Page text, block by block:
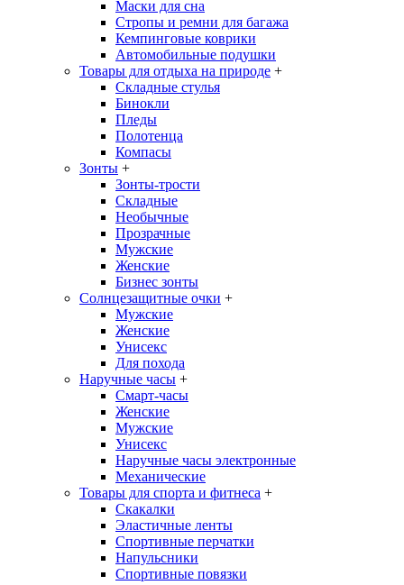
Маски для сна
Стропы и ремни для багажа
Кемпинговые коврики
Автомобильные подушки
Товары для отдыха на природе +
Складные стулья
Бинокли
Пледы
Полотенца
Компасы
Зонты +
Зонты-трости
Складные
Необычные
Прозрачные
Мужские
Женские
Бизнес зонты
Солнцезащитные очки +
Мужские
Женские
Унисекс
Для похода
Наручные часы +
Смарт-часы
Женские
Мужские
Унисекс
Наручные часы электронные
Механические
Товары для спорта и фитнеса +
Скакалки
Эластичные ленты
Спортивные перчатки
Напульсники
Спортивные повязки